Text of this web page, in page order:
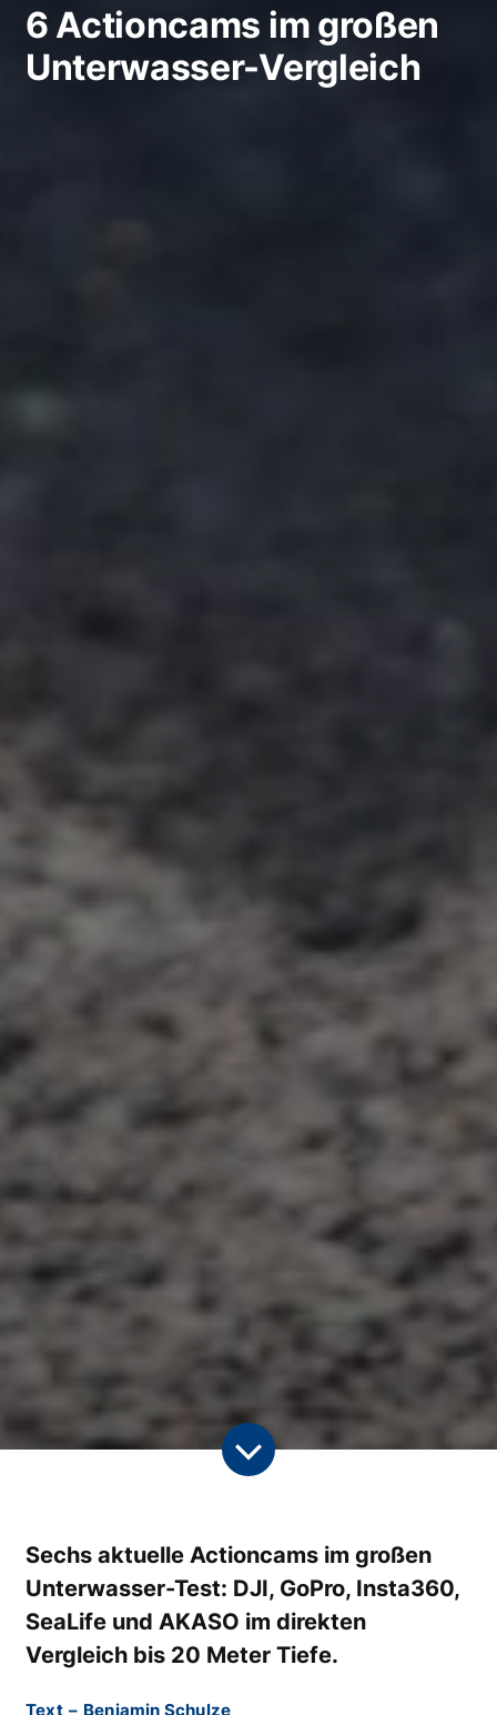
6 Actioncams im großen
Unterwasser-Vergleich
Sechs aktuelle Actioncams im großen
Unterwasser-Test: DJI, GoPro, Insta360,
SeaLife und AKASO im direkten
Vergleich bis 20 Meter Tiefe.
Text – Benjamin Schulze